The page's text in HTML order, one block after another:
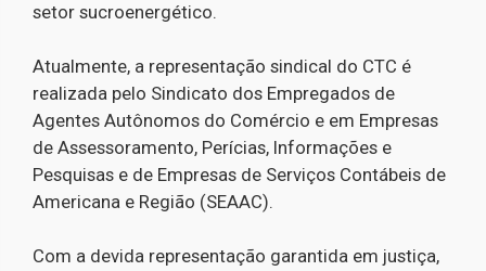
setor sucroenergético.
Atualmente, a representação sindical do CTC é
realizada pelo Sindicato dos Empregados de
Agentes Autônomos do Comércio e em Empresas
de Assessoramento, Perícias, Informações e
Pesquisas e de Empresas de Serviços Contábeis de
Americana e Região (SEAAC).
Com a devida representação garantida em justiça,